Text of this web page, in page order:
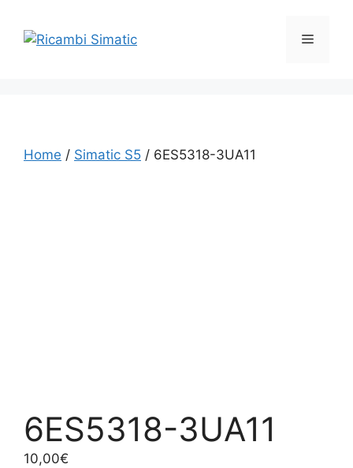
contenuto
Menu
Home / Simatic S5 / 6ES5318-3UA11
6ES5318-3UA11
10,00€